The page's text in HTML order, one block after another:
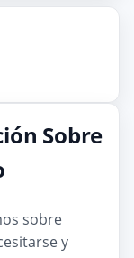
Sobre
sobre
y